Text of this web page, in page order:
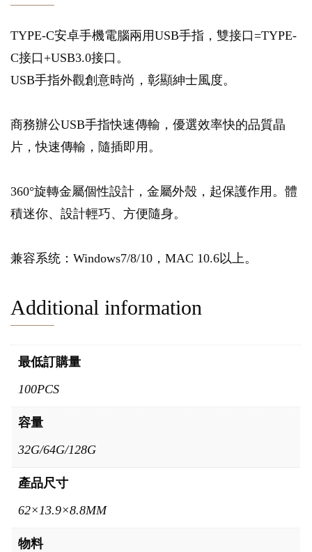
TYPE-C安卓手機電腦兩用USB手指，雙接口=TYPE-
C接口+USB3.0接口。
USB手指外觀創意時尚，彰顯紳士風度。
商務辦公USB手指快速傳輸，優選效率快的品質晶
片，快速傳輸，隨插即用。
360°旋轉金屬個性設計，金屬外殼，起保護作用。體
積迷你、設計輕巧、方便隨身。
兼容系统：Windows7/8/10，MAC 10.6以上。
Additional information
最低訂購量
100PCS
容量
32G/64G/128G
產品尺寸
62×13.9×8.8MM
物料